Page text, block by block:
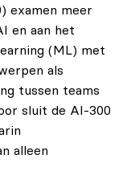
examen meer
en aan het
(ML) met
als
tussen teams
sluit de AI‑300
alleen